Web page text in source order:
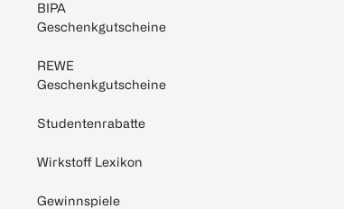
BIPA
Geschenkgutscheine
REWE
Geschenkgutscheine
Studentenrabatte
Wirkstoff Lexikon
Gewinnspiele